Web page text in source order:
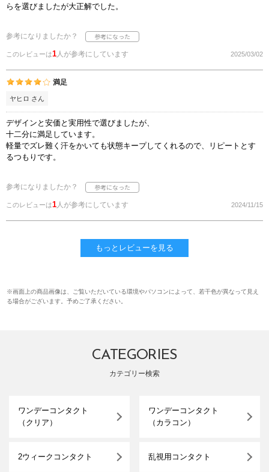
らを選びましたが大正解でした。
参考になりましたか？
このレビューは1 人が参考にしています 2025/03/02
満足
ヤヒロ さん
デザインと安価と実用性で選びましたが、
十二分に満足しています。
軽量でズレ難く汗をかいても状態キープしてくれるので、リピートとす
るつもりです。
参考になりましたか？
このレビューは1 人が参考にしています 2024/11/15
もっとレビューを見る
※画面上の商品画像は、ご覧いただいている環境やパソコンによって、若干色が異なって見え
る場合がございます。予めご了承ください。
CATEGORIES
カテゴリー検索
ワンデーコンタクト
（クリア）
ワンデーコンタクト
（カラコン）
2ウィークコンタクト 乱視用コンタクト